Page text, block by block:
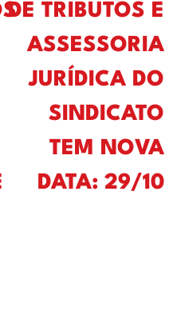
DE TRIBUTOS E
ASSESSORIA
JURÍDICA DO
SINDICATO
TEM NOVA
DATA: 29/10